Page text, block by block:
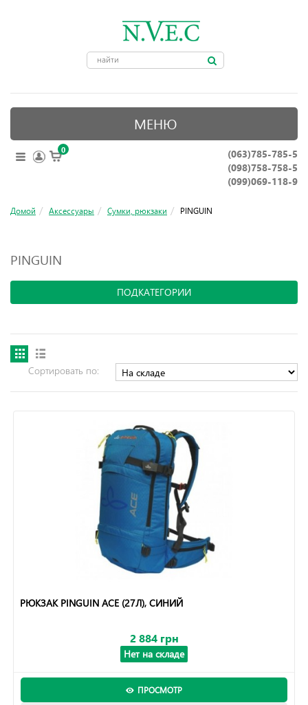
МЕНЮ
ОПТИЧЕСКИЕ ПРИБОРЫ
ПРИНАДЛЕЖНОСТИ ДЛЯ ОХОТЫ
НОЖИ, ИНСТРУМЕНТЫ
0
(063)785-785-5
(098)758-758-5
(099)069-118-9
Домой Аксессуары Сумки, рюкзаки PINGUIN
PINGUIN
ПОДКАТЕГОРИИ
Сортировать по:
РЮКЗАК PINGUIN ACE (27Л), СИНИЙ
2 884 грн
Нет на складе
ПРОСМОТР